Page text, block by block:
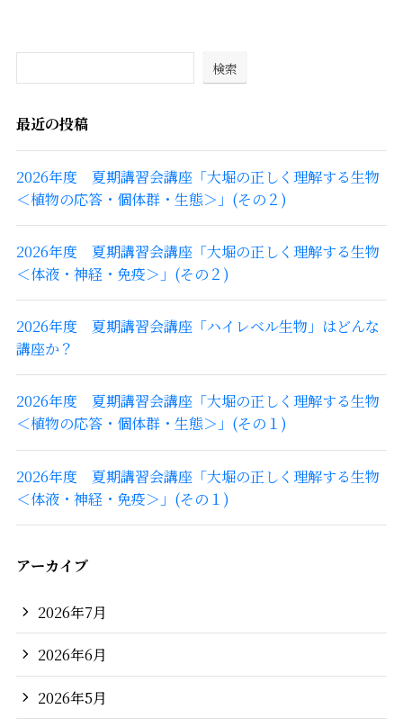
検索
最近の投稿
2026年度 夏期講習会講座「大堀の正しく理解する生物
＜植物の応答・個体群・生態＞」(その２)
2026年度 夏期講習会講座「大堀の正しく理解する生物
＜体液・神経・免疫＞」(その２)
2026年度 夏期講習会講座「ハイレベル生物」はどんな
講座か？
2026年度 夏期講習会講座「大堀の正しく理解する生物
＜植物の応答・個体群・生態＞」(その１)
2026年度 夏期講習会講座「大堀の正しく理解する生物
＜体液・神経・免疫＞」(その１)
アーカイブ
2026年7月
2026年6月
2026年5月